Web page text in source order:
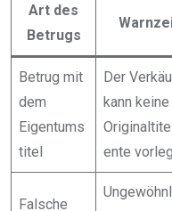
Art des
Betrugs
Betrug mit
dem
Eigentums
titel
Der
kann keine
ente
Falsche